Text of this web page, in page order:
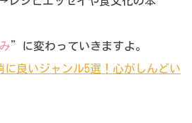
”に変わっていきますよ。
に良いジャンル5選！心がしんどい